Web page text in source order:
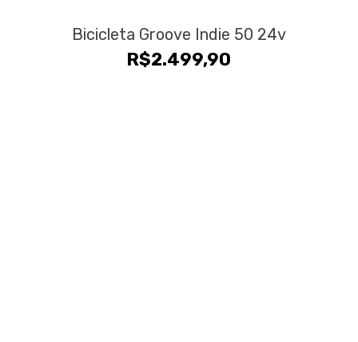
Bicicleta Groove Indie 50 24v
R$2.499,90